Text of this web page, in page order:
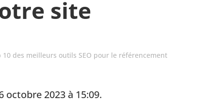
site
10 des meilleurs outils SEO pour le référencement
octobre 2023 à 15:09.